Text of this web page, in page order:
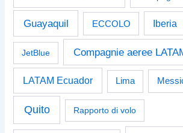
Guayaquil ECCOLO Iberia
JetBlue Compagnie aeree
LATAM Ecuador Lima
Quito Rapporto di volo